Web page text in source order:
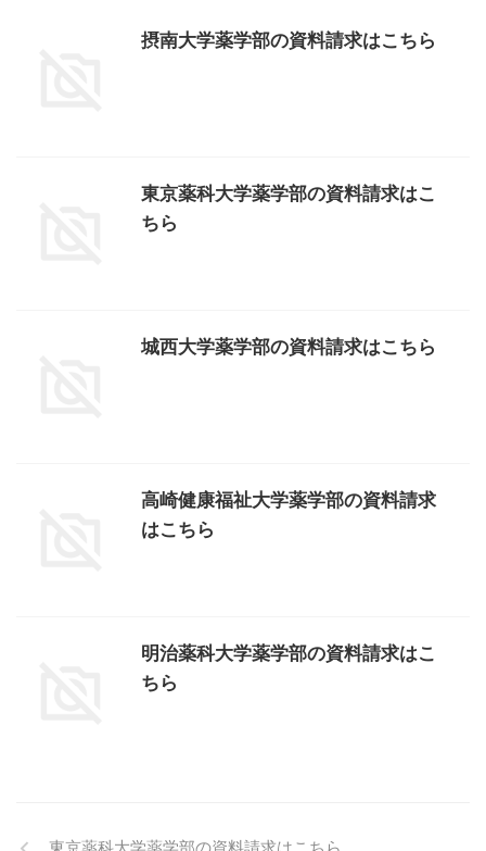
摂南大学薬学部の資料請求はこちら
東京薬科大学薬学部の資料請求はこ
ちら
城西大学薬学部の資料請求はこちら
高崎健康福祉大学薬学部の資料請求
はこちら
明治薬科大学薬学部の資料請求はこ
ちら